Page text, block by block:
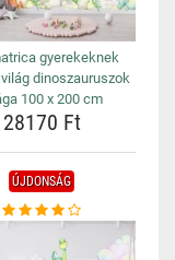
gyerekeknek
dinoszauruszok
100 x 200 cm
28170 Ft
ÚJDONSÁG